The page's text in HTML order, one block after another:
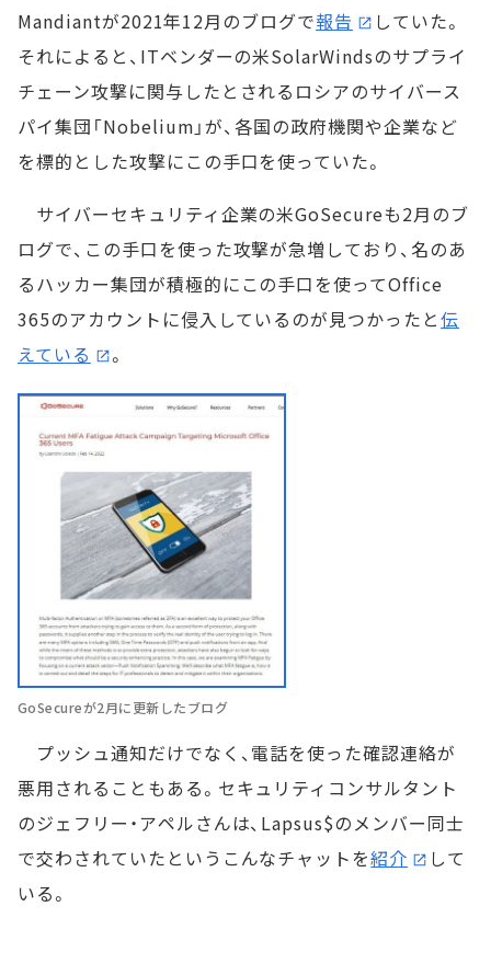
Mandiantが2021年12月のブログで報告
していた。
それによると、ITベンダーの米SolarWindsのサプライ
チェーン攻撃に関与したとされるロシアのサイバース
パイ集団「Nobelium」が、各国の政府機関や企業など
を標的とした攻撃にこの手口を使っていた。
サイバーセキュリティ企業の米GoSecureも2月のブ
ログで、この手口を使った攻撃が急増しており、名のあ
るハッカー集団が積極的にこの手口を使ってOffice
365のアカウントに侵入しているのが見つかったと伝
えている
。
GoSecureが2月に更新したブログ
プッシュ通知だけでなく、電話を使った確認連絡が
悪用されることもある。セキュリティコンサルタント
のジェフリー・アペルさんは、Lapsus$のメンバー同士
で交わされていたというこんなチャットを紹介
して
いる。